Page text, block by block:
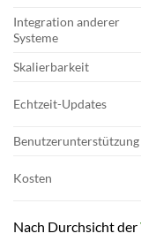
Integration anderer
Systeme
Skalierbarkeit
Echtzeit-Updates
Benutzerunterstützung
Kosten
Nach Durchsicht der